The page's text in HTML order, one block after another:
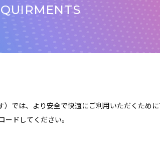
では、より安全で快適にご利用いただくため
ドしてください。